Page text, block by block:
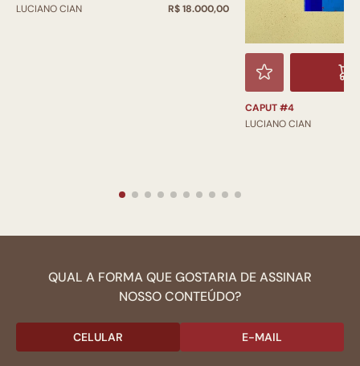
LUCIANO CIAN
R$ 18.000,00
CAPUT #4
LUCIANO CIAN
QUAL A FORMA QUE GOSTARIA DE ASSINAR
NOSSO CONTEÚDO?
CELULAR E-MAIL